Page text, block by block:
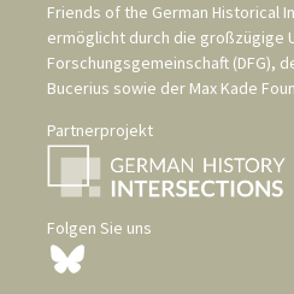
Friends of the German Historical
ermöglicht durch die großzügige
Forschungsgemeinschaft (DFG),
Bucerius sowie der Max Kade
Partnerprojekt
Folgen Sie uns